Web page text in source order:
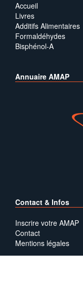
Accueil
Livres
Additifs Alimentaires
Formaldéhydes
Bisphénol-A
Annuaire AMAP
Contact & Infos
Inscrire votre AMAP
Contact
Mentions légales